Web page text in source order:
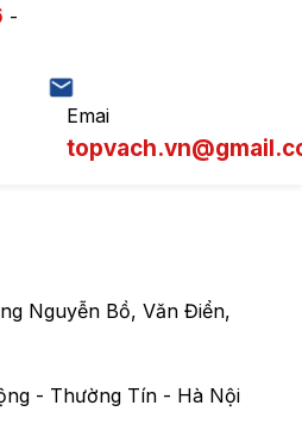
-
Emai
Nguyễn Bồ, Văn Điển,
- Thường Tín - Hà Nội